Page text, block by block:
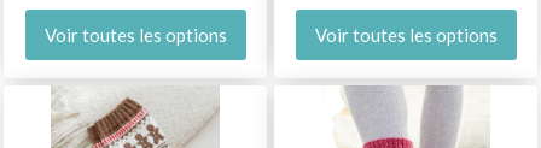
Voir toutes les options Voir toutes les options